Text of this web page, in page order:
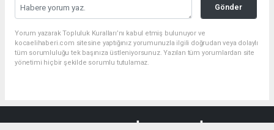
Gönder
Yorum yazarak Topluluk Kuralları’nı kabul etmiş bulunuyor ve
kocaelihaberi.com sitesine yaptığınız yorumunuzla ilgili doğrudan veya dolaylı
tüm sorumluluğu tek başınıza üstleniyorsunuz. Yazılan tüm yorumlardan site
yönetimi hiçbir şekilde sorumlu tutulamaz.